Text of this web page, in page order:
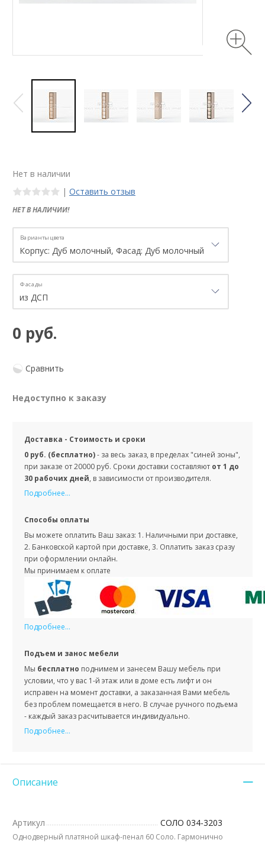
Нет в наличии
| Оставить отзыв
НЕТ В НАЛИЧИИ!
Варианты цвета
Фасады
0 руб.
Сравнить
Недоступно к заказу
Доставка - Стоимость и сроки
0 руб. (бесплатно)- за весь заказ, в пределах "синей зоны",
при заказе от 20000 руб. Сроки доставки составляют от 1 до
30 рабочих дней, в зависимости от производителя.
Подробнее...
Способы оплаты
Вы можете оплатить Ваш заказ: 1. Наличными при доставке,
2. Банковской картой при доставке, 3. Оплатить заказ сразу
при оформлении онлайн.
Мы принимаем к оплате
Подробнее...
Подъем и занос мебели
Мы бесплатно поднимем и занесем Вашу мебель при
условии, что у вас 1-й этаж или в доме есть лифт и он
исправен на момент доставки, а заказанная Вами мебель
без проблем помещается в него. В случае ручного подъема
- каждый заказ расчитывается индивидуально.
Подробнее...
Описание
Артикул СОЛО 034-3203
Однодверный платяной шкаф-пенал 60 Соло. Гармонично